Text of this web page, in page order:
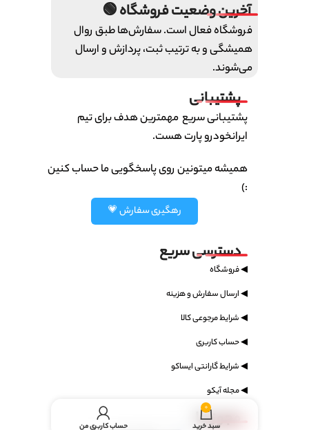
آخرین وضعیت فروشگاه 🟢
فروشگاه فعال است. سفارش‌ها طبق روال
همیشگی و به ترتیب ثبت، پردازش و ارسال
می‌شوند.
پشتیبانی
پشتیبانی سریع مهمترین هدف برای تیم
ایرانخودرو پارت هست.
همیشه میتونین روی پاسخگویی ما حساب کنین
:)
رهگیری سفارش 💗
دسترسی سریع
◀ فروشگاه
◀ ارسال سفارش و هزینه
◀ شرایط مرجوعی کالا
◀ حساب کاربری
◀ شرایط گارانتی ایساکو
◀ مجله آیکو
مجوز ها
0
سبد خرید حساب کاربری من